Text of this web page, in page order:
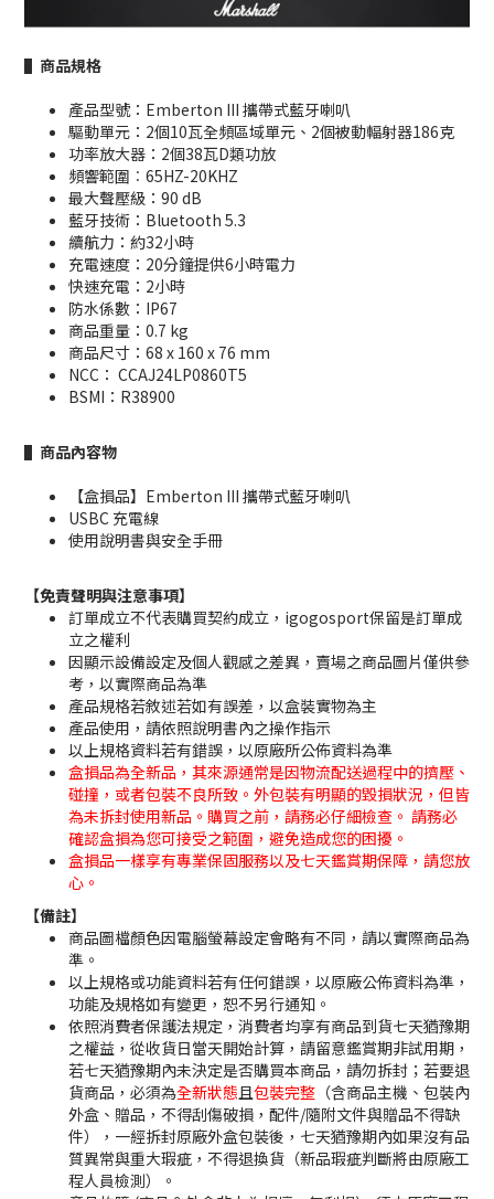
▌商品規格
產品型號：Emberton III 攜帶式藍牙喇叭
驅動單元：2個10瓦全頻區域單元、2個被動輻射器186克
功率放大器：2個38瓦D類功放
頻響範圍︰65HZ-20KHZ
最大聲壓級：90 dB
藍牙技術：Bluetooth 5.3
續航力：約32小時
充電速度：20分鐘提供6小時電力
快速充電：2小時
防水係數：IP67
商品重量：0.7 kg
商品尺寸：68 x 160 x 76 mm
NCC： CCAJ24LP0860T5
BSMI：R38900
▌商品內容物
【盒損品】Emberton III 攜帶式藍牙喇叭
USBC 充電線
使用說明書與安全手冊
【免責聲明與注意事項】
訂單成立不代表購買契約成立，igogosport保留是訂單成
立之權利
因顯示設備設定及個人觀感之差異，賣場之商品圖片僅供參
考，以實際商品為準
產品規格若敘述若如有誤差，以盒裝實物為主
產品使用，請依照說明書內之操作指示
以上規格資料若有錯誤，以原廠所公佈資料為準
盒損品為全新品，其來源通常是因物流配送過程中的擠壓、
碰撞，或者包裝不良所致。外包裝有明顯的毀損狀況，但皆
為未拆封使用新品。購買之前，請務必仔細檢查。 請務必
確認盒損為您可接受之範圍，避免造成您的困擾。
盒損品一樣享有專業保固服務以及七天鑑賞期保障，請您放
心。
【備註】
商品圖檔顏色因電腦螢幕設定會略有不同，請以實際商品為
準。
以上規格或功能資料若有任何錯誤，以原廠公佈資料為準，
功能及規格如有變更，恕不另行通知。
依照消費者保護法規定，消費者均享有商品到貨七天猶豫期
之權益，從收貨日當天開始計算，請留意鑑賞期非試用期，
若七天猶豫期內未決定是否購買本商品，請勿拆封；若要退
貨商品，必須為全新狀態且包裝完整 （含商品主機、包裝內
外盒、贈品，不得刮傷破損，配件/隨附文件與贈品不得缺
件），一經拆封原廠外盒包裝後，七天猶豫期內如果沒有品
質異常與重大瑕疵，不得退換貨（新品瑕疵判斷將由原廠工
程人員檢測）。